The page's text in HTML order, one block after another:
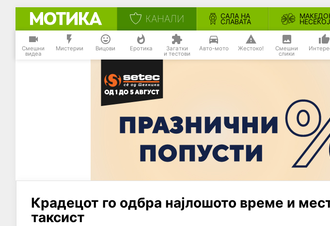
КАНАЛИ САЛА НА
СЛАВАТА
Смешни
видеа
Мистерии Вицови Еротика Загатки
и тестови
Авто-мото Жестоко! Смешни
слики
Крадецот го одбра најлошото време и
таксист